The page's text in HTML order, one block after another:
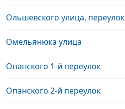
Ольшевского улица, переулок
Омельянюка улица
Опанского 1-й переулок
Опанского 2-й переулок